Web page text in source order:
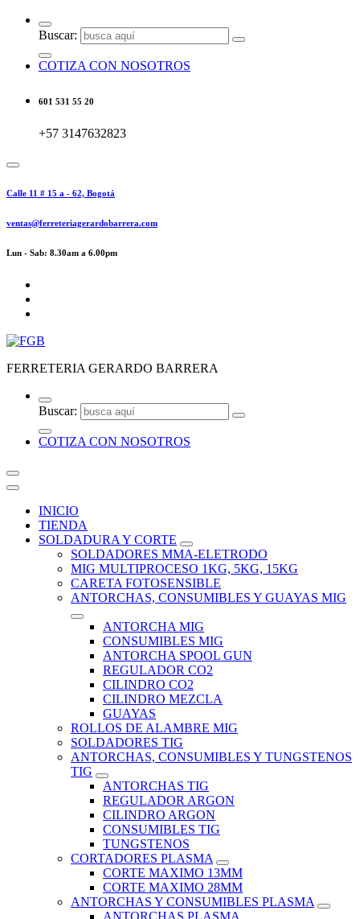
Buscar:
COTIZA CON NOSOTROS
601 531 55 20
+57 3147632823
Calle 11 # 15 a - 62, Bogotá
ventas@ferreteriagerardobarrera.com
Lun - Sab: 8.30am a 6.00pm
FERRETERIA GERARDO BARRERA
Buscar:
COTIZA CON NOSOTROS
INICIO
TIENDA
SOLDADURA Y CORTE
SOLDADORES MMA-ELETRODO
MIG MULTIPROCESO 1KG, 5KG, 15KG
CARETA FOTOSENSIBLE
ANTORCHAS, CONSUMIBLES Y GUAYAS MIG
ANTORCHA MIG
CONSUMIBLES MIG
ANTORCHA SPOOL GUN
REGULADOR CO2
CILINDRO CO2
CILINDRO MEZCLA
GUAYAS
ROLLOS DE ALAMBRE MIG
SOLDADORES TIG
ANTORCHAS, CONSUMIBLES Y TUNGSTENOS
TIG
ANTORCHAS TIG
REGULADOR ARGON
CILINDRO ARGON
CONSUMIBLES TIG
TUNGSTENOS
CORTADORES PLASMA
CORTE MAXIMO 13MM
CORTE MAXIMO 28MM
ANTORCHAS Y CONSUMIBLES PLASMA
ANTORCHAS PLASMA